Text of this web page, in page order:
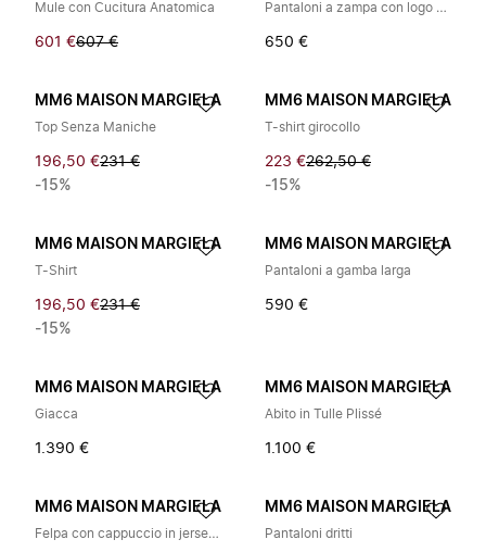
Mule con Cucitura Anatomica
601 €607 €
Pantaloni a zampa con logo a punto singolo
650 €
MM6 MAISON MARGIELA
Top Senza Maniche
196,50 €231 €
-15%
MM6 MAISON MARGIELA
T-shirt girocollo
223 €262,50 €
-15%
MM6 MAISON MARGIELA
T-Shirt
196,50 €231 €
-15%
MM6 MAISON MARGIELA
Pantaloni a gamba larga
590 €
MM6 MAISON MARGIELA
Giacca
1.390 €
MM6 MAISON MARGIELA
Abito in Tulle Plissé
1.100 €
MM6 MAISON MARGIELA
Felpa con cappuccio in jersey plissettato
MM6 MAISON MARGIELA
Pantaloni dritti